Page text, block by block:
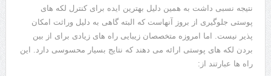
نتیجه نسبی داشت به همین دلیل بهترین ایده برای کنترل لکه های
پوستی جلوگیری از بروز آنهاست که البته گاهی به دلیل وراثت امکان
پذیر نیست. اما امروزه متخصصان زیبایی راه های زیادی برای از بین
بردن لکه های پوستی ارائه می دهند که نتایج بسیار محسوسی دارد. این
راه ها عبارتند از: